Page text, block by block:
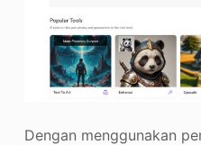
Dengan menggunakan